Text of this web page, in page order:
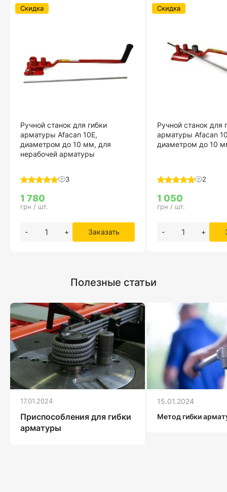
Ручной станок для гибки
арматуры Afacan 10Е,
диаметром до 10 мм, для
нерабочей арматуры
3
1 780
грн / шт.
- + Заказать
Скидка
Ручной станок для
арматуры Afacan
диаметром до 10
2
1 050
грн / шт.
- +
Скидка
Полезные статьи
17.01.2024
Приспособления для гибки
арматуры
15.01.2024
Метод гибки